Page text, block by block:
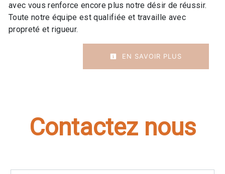
avec vous renforce encore plus notre désir de réussir.
Toute notre équipe est qualifiée et travaille avec
propreté et rigueur.
EN SAVOIR PLUS
Contactez nous